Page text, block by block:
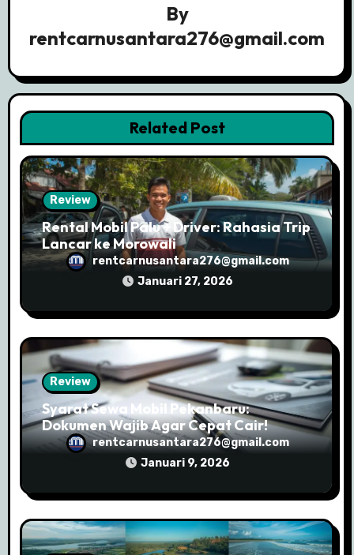
o
s
By
rentcarnusantara276@gmail.com
Related Post
Review
Rental Mobil Palu + Driver: Rahasia Trip
Lancar ke Morowali
rentcarnusantara276@gmail.com
Januari 27, 2026
Review
Syarat Sewa Mobil Pekanbaru:
Dokumen Wajib Agar Cepat Cair!
rentcarnusantara276@gmail.com
Januari 9, 2026